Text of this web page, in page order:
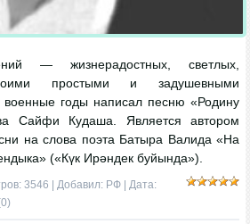
— жизнерадостных, светлых,
простыми и задушевными
годы написал песню «Родину
Сайфи Кудаша. Является автором
на слова поэта Батыра Валида «На
(«Күк Ирәндек буйында»).
3546 | Добавил: РФ | Дата: